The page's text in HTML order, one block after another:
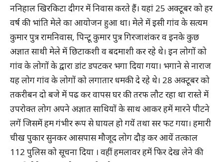
ननिहाल खिरकिटा दीगर में निवास करते हैं। यहां 25 अक्टूबर को हर
वर्ष की भांति मेले का आयोजन हुआ था। मेले में इसी गांव के सत्यम
कुमार पुत्र रामनिवास, पिन्टू कुमार पुत्र गिरजाशंकर व इनके कुछ
अज्ञात साथी मेले में छिटाकशी व बदमाशी कर रहे थे। इन लोगों को
गांव के लोगों के द्वारा डांट डपटकर भगा दिया गया। भगाने से नाराज
यह लोग गांव के लोगों को लगातार धमकी दे रहे थे। 28 अक्टूबर को
तकरीबन दो बजे में पढ कर वापस घर की तरफ लौट रहा था रास्ते में
उपरोक्त लोग अपने अज्ञात साथियों के साथ आकर हमें मारने पीटने
लगें जिसमें हम गंभीर रूप से घायल हो गयें तथा सर फट गया। हमारी
चीख पुकार सुनकर आसपास मौजूद लोग दौड़ कर आयें तत्काल
112 पुलिस को सूचना दिया । वहीं हमलावर हमें फिर देख लेने की